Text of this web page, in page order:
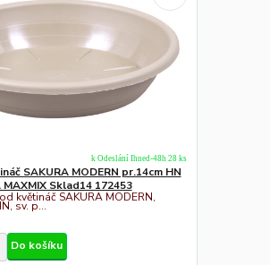
SAKURA MODERN pr.14cm HN
MAXMIX Sklad14 172453
květináč SAKURA MODERN,
sv. p...
k Odeslání Ihned-48h 28 ks
Do košíku